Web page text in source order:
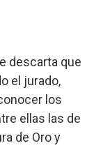
descarta que
el jurado,
los
ellas las de
de Oro y